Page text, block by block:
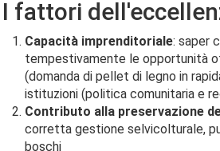
I fattori
Capacità imprenditoriale: saper
tempestivamente le opportunità
(domanda di pellet di legno in
istituzioni (politica comunitaria e
Contributo alla preservazione
corretta gestione selvicolturale,
boschi